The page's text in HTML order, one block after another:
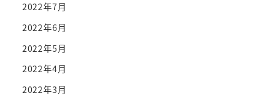
2022年7月
2022年6月
2022年5月
2022年4月
2022年3月